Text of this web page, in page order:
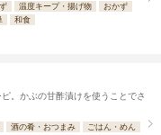
温度キープ・揚げ物
おかず
和食
。かぶの甘酢漬けを使うことでさ
酒の肴・おつまみ
ごはん・めん